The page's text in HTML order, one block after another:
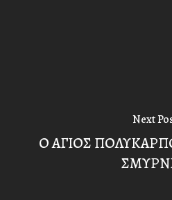
Next
Ο ΑΓΙΟΣ